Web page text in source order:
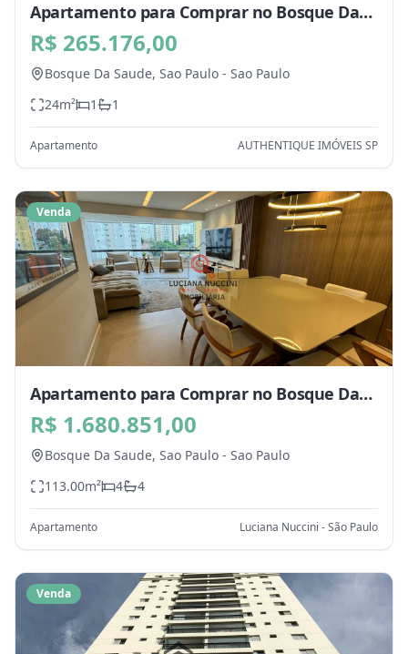
Apartamento para Comprar no Bosque Da
Saude, Sao Paulo - SP
R$ 265.176,00
Bosque Da Saude, Sao Paulo - Sao Paulo
24m² 1 1
Apartamento AUTHENTIQUE IMÓVEIS SP
Venda
Apartamento para Comprar no Bosque Da
Saude, Sao Paulo - SP
R$ 1.680.851,00
Bosque Da Saude, Sao Paulo - Sao Paulo
113.00m² 4 4
Apartamento Luciana Nuccini - São Paulo
Venda